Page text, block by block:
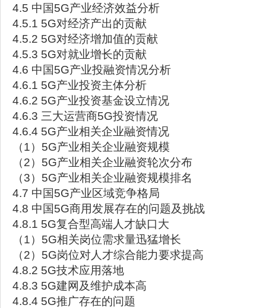
4.5 中国5G产业经济效益分析
4.5.1 5G对经济产出的贡献
4.5.2 5G对经济增加值的贡献
4.5.3 5G对就业增长的贡献
4.6 中国5G产业投融资情况分析
4.6.1 5G产业投资主体分析
4.6.2 5G产业投资基金设立情况
4.6.3 三大运营商5G投资情况
4.6.4 5G产业相关企业融资情况
（1）5G产业相关企业融资规模
（2）5G产业相关企业融资轮次分布
（3）5G产业相关企业融资规模排名
4.7 中国5G产业区域竞争格局
4.8 中国5G商用发展存在的问题及挑战
4.8.1 5G复合型高端人才缺口大
（1）5G相关岗位需求量迅猛增长
（2）5G岗位对人才综合能力要求提高
4.8.2 5G技术应用落地
4.8.3 5G建网及维护成本高
4.8.4 5G推广存在的问题